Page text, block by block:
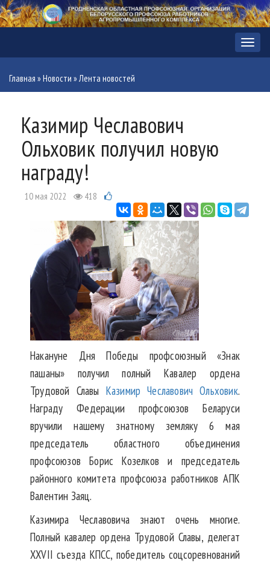
Меню
Главная »Новости »Лента новостей
Казимир Чеславович
Ольховик получил новую
награду!
10 мая 2022 418
Накануне Дня Победы профсоюзный «Знак
пашаны» получил полный Кавалер ордена
Трудовой Славы Казимир Чеславович Ольховик.
Награду Федерации профсоюзов Беларуси
вручили нашему знатному земляку 6 мая
председатель областного объединения
профсоюзов Борис Козелков и председатель
районного комитета профсоюза работников АПК
Валентин Заяц.
Казимира Чеславовича знают очень многие.
Полный кавалер ордена Трудовой Славы, делегат
XXVII съезда КПСС, победитель соцсоревнований